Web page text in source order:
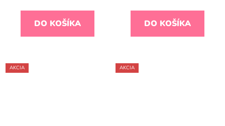
DO KOŠÍKA DO KOŠÍKA
AKCIA AKCIA